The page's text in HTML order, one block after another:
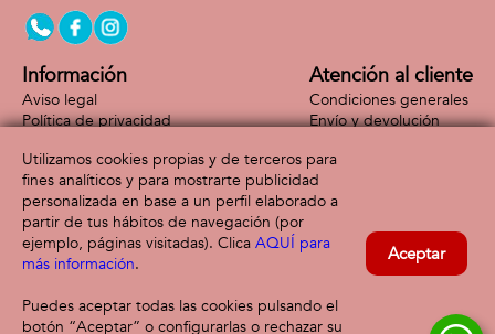
Información
Aviso legal
Política de privacidad
Atención al cliente
Condiciones generales
Envío y devolución
Formas de pago
Utilizamos cookies propias y de terceros para
fines analíticos y para mostrarte publicidad
personalizada en base a un perfil elaborado a
partir de tus hábitos de navegación (por
ejemplo, páginas visitadas). Clica AQUÍ para
más información.
Puedes aceptar todas las cookies pulsando el
botón “Aceptar” o configurarlas o rechazar su
Aceptar